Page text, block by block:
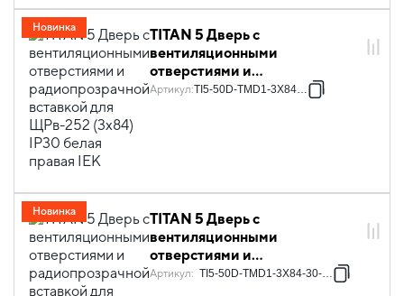
TITAN 5 Дверь с
вентиляционными
отверстиями и
радиопрозрачной вставкой
Артикул:TI5-50D-TMD1-3X84-30
Новинка
TITAN 5 Дверь с
вентиляционными
отверстиями и
радиопрозрачной вставкой
Артикул: TI5-50D-TMD1-3X84-30-7035
Новинка